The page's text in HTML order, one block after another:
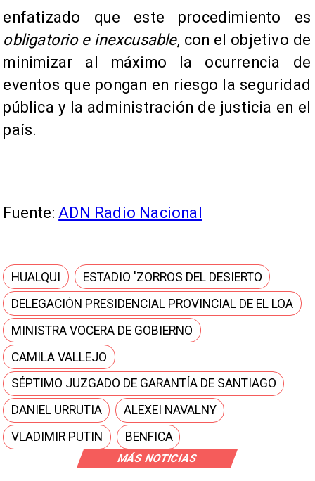
MÁS NOTICIAS
enfatizado que este procedimiento es
obligatorio e inexcusable, con el objetivo de
minimizar al máximo la ocurrencia de
eventos que pongan en riesgo la seguridad
pública y la administración de justicia en el
país.
Fuente: ADN Radio Nacional
HUALQUI
ESTADIO 'ZORROS DEL DESIERTO
DELEGACIÓN PRESIDENCIAL PROVINCIAL DE EL LOA
MINISTRA VOCERA DE GOBIERNO
CAMILA VALLEJO
SÉPTIMO JUZGADO DE GARANTÍA DE SANTIAGO
DANIEL URRUTIA
ALEXEI NAVALNY
VLADIMIR PUTIN
BENFICA